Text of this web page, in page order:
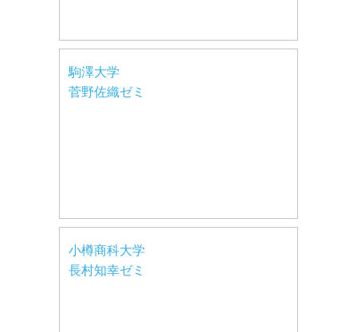
駒澤大学
菅野佐織ゼミ
小樽商科大学
長村知幸ゼミ